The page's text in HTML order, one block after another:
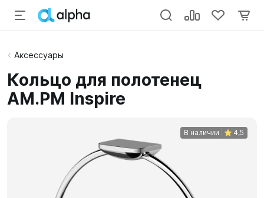
Аксессуары
Кольцо для полотенец
AM.PM Inspire
В наличии 4,5